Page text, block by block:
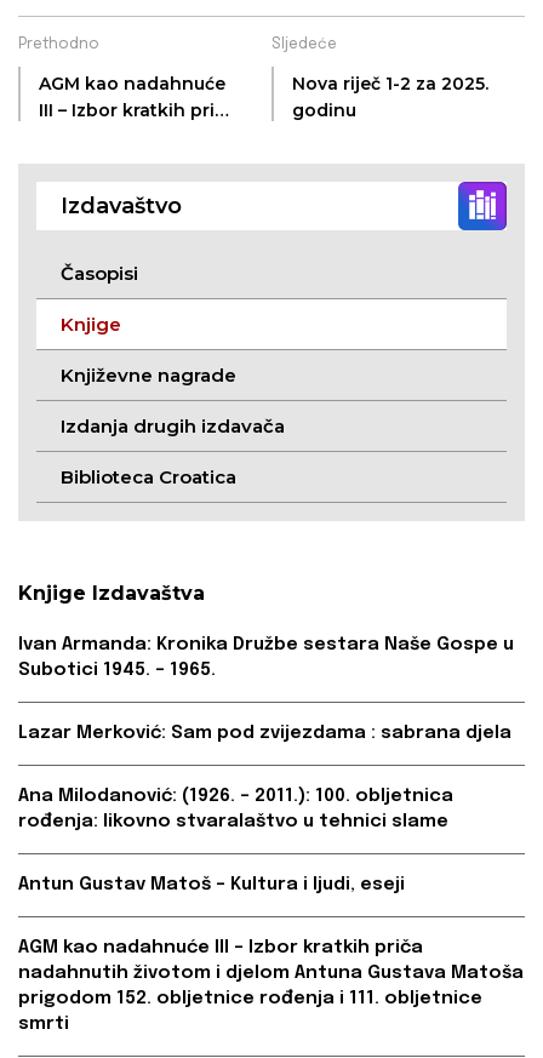
Prethodno
AGM kao nadahnuće
III – Izbor kratkih priča
djelom Antuna
prigodom 152.
111. obljetnice smrti
Sljedeće
Nova riječ 1-2 za 2025.
godinu
Izdavaštvo
Časopisi
Knjige
Književne nagrade
Izdanja drugih izdavača
Biblioteca Croatica
Knjige Izdavaštva
Ivan Armanda: Kronika Družbe sestara Naše Gospe u
Subotici 1945. – 1965.
Lazar Merković: Sam pod zvijezdama : sabrana djela
Ana Milodanović: (1926. – 2011.): 100. obljetnica
rođenja: likovno stvaralaštvo u tehnici slame
Antun Gustav Matoš – Kultura i ljudi, eseji
AGM kao nadahnuće III – Izbor kratkih priča
nadahnutih životom i djelom Antuna Gustava Matoša
prigodom 152. obljetnice rođenja i 111. obljetnice
smrti